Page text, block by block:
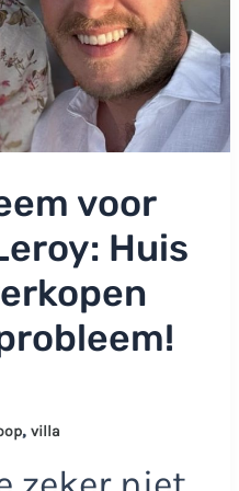
voor
Huis
, villa